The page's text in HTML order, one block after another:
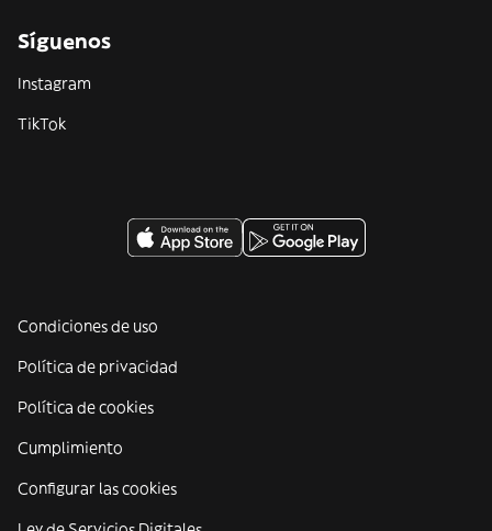
Síguenos
Instagram
TikTok
Condiciones de uso
Política de privacidad
Política de cookies
Cumplimiento
Configurar las cookies